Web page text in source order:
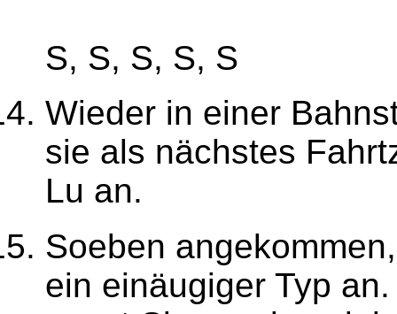
S, S, S, S, S
Wieder in einer
sie als nächstes
Lu an.
Soeben
ein einäugiger Typ